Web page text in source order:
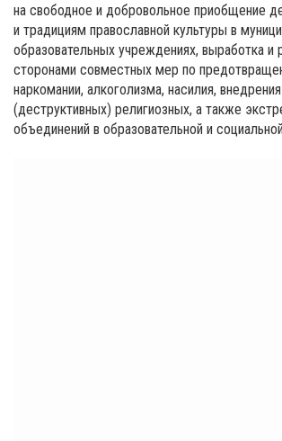
на свободное и добровольное приобщение
и традициям православной культуры в
образовательных учреждениях, выработка и
сторонами совместных мер по
наркомании, алкоголизма, насилия,
(деструктивных) религиозных, а также
объединений в образовательной и